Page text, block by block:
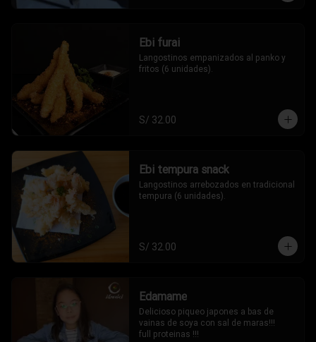
Ebi furai
Langostinos empanizados al panko y
fritos (6 unidades).
S/ 32.00
Ebi tempura snack
Langostinos arrebozados en tradicional
tempura (6 unidades).
S/ 32.00
Edamame
Delicioso piqueo japones a bas de
vainas de soya con sal de maras!!!
full proteinas !!!